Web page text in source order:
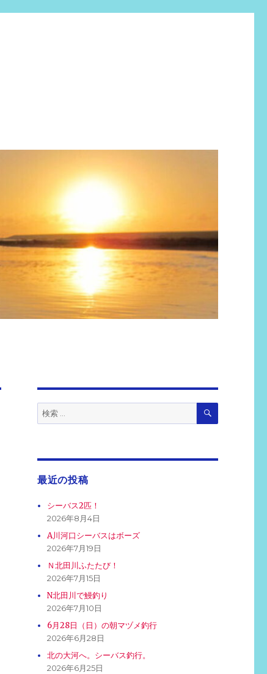
検
索:
検
最近の投稿
シーバス2匹！
2026年8月4日
A川河口シーバスはボーズ
2026年7月19日
Ｎ北田川ふたたび！
2026年7月15日
N北田川で鰻釣り
2026年7月10日
6月28日（日）の朝マヅメ釣行
2026年6月28日
北の大河へ。シーバス釣行。
2026年6月25日